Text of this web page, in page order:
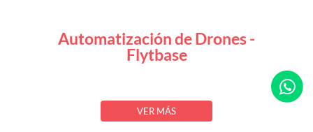
Automatización de Drones -
Flytbase
VER MÁS